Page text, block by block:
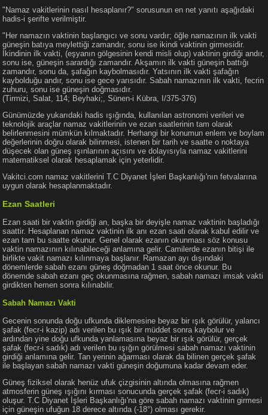
"Namaz vakitlerinin nasıl hesaplanır?" sorusunun en net yanıtı aşağıdaki
hadis-i şerifte verilmiştir.
"Her namazın vaktinin başlangıcı ve sonu vardır; öğle namazının ilk vakti
güneşin batıya meylettiği zamandır, sonu ise ikindi vaktinin girmesidir.
İkindinin ilk vakti, (eşyanın gölgesinin kendi misli olup) vaktinin girdiği andır,
sonu ise, güneşin sarardığı zamandır. Akşamın ilk vakti güneşin battığı
zamandır, sonu da, şafağın kaybolmasıdır. Yatsının ilk vakti şafağın
kaybolduğu andır, sonu ise gece yarısıdır. Sabah namazının ilk vakti, fecrin
zuhuru, sonu ise güneşin doğmasıdır.
(Tirmizi, Salat, 114; Beyhaki;, Sünen-i Kübra, I/375-376)
Günümüzde yukarıdaki hadis ışığında, kullanılan astronomi verileri ve
teknolojik araçlar namaz vakitlerinin ve ezan saatlerinin tam olarak
belirlenmesini mümkün kılmaktadır. Herhangi bir konumun enlem ve boylam
değerlerinin doğru olarak bilinmesi, istenen bir tarih ve saatte o noktaya
düşecek olan güneş ışınlarının açısını ve dolayısıyla namaz vakitlerini
matematiksel olarak hesaplamak için yeterlidir.
Vakitci.com namaz vakitlerini T.C Diyanet İşleri Başkanlığı'nın fetvalarına
uygun olarak hesaplanmaktadır.
Ezan Saatleri
Ezan saati bir vaktin girdiği an, başka bir deyişle namaz vaktinin başladığı
saattir. Hesaplanan namaz vaktinin ilk anı ezan saati olarak kabul edilir ve
ezan tam bu saatte okunur. Genel olarak ezanın okunması söz konusu
vaktin namazının kılınabileceği anlamına gelir. Camilerde ezanın bitişi ile
birlikte vakit namazı kılınmaya başlanır. Ramazan ayı dışındaki
dönemlerde sabah ezanı güneş doğmadan 1 saat önce okunur. Bu
dönemde sabah ezanı geç okunmasına rağmen, sabah namazı imsak vakti
girdikten hemen sonra kılınabilir.
Sabah Namazı Vakti
Gecenin sonunda doğu ufkunda diklemesine beyaz bir ışık görülür, yalancı
şafak (fecr-i kazip) adı verilen bu ışık bir müddet sonra kaybolur ve
ardından yine doğu ufkunda yanlamasına beyaz bir ışık görülür, gerçek
şafak (fecr-i sadık) adı verilen bu ışığın görülmesi sabah namazı vaktinin
girdiği anlamına gelir. Tan yerinin ağarması olarak da bilinen gerçek şafak
ile başlayan sabah namazı vakti güneşin doğumuna kadar devam eder.
Güneş fiziksel olarak henüz ufuk çizgisinin altında olmasına rağmen
atmosferin güneş ışığını kırması sonucunda gerçek şafak (fecr-i sadık)
oluşur. T.C Diyanet İşleri Başkanlığı'na göre sabah namazı vaktinin girmesi
için güneşin ufuğun 18 derece altında (-18°) olması gerekir.